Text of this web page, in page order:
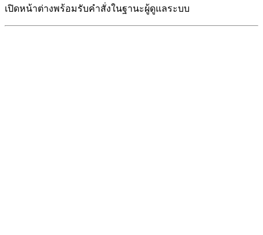
เปิดหน้าต่างพร้อมรับคำสั่งในฐานะผู้ดูแลระบบ